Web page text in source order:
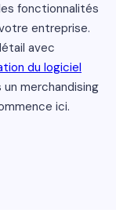
fonctionnalités
entreprise.
avec
du logiciel
merchandising
ici.